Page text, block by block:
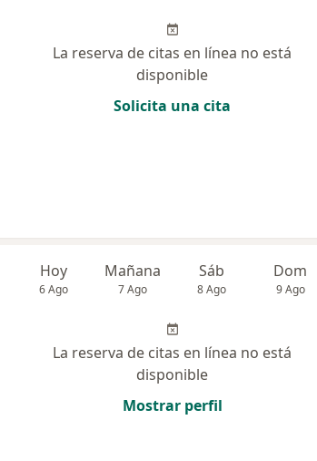
La reserva de citas en línea no está
disponible
Solicita una cita
Hoy
6 Ago
Mañana
7 Ago
Sáb
8 Ago
Dom
9 Ago
La reserva de citas en línea no está
disponible
Mostrar perfil